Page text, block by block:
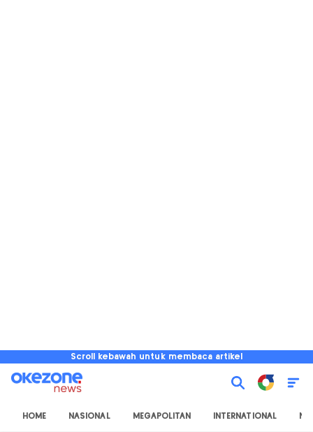
Scroll kebawah untuk membaca artikel
HOME NASIONAL MEGAPOLITAN INTERNATIONAL